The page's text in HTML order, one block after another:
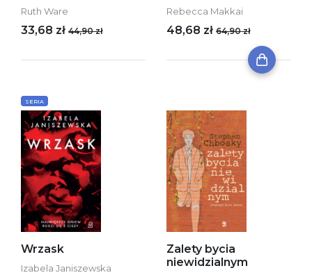
Ruth Ware
33,68 zł 44,90 zł
Rebecca Makkai
48,68 zł 64,90 zł
SERIA
Wrzask
Izabela Janiszewska
Zalety bycia
niewidzialnym